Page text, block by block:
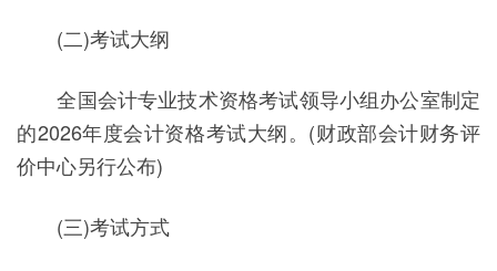
(二)考试大纲
全国会计专业技术资格考试领导小组办公室制定
的2026年度会计资格考试大纲。(财政部会计财务评
价中心另行公布)
(三)考试方式